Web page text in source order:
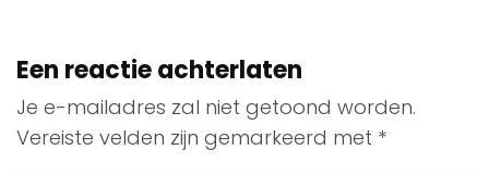
Een reactie achterlaten
Je e-mailadres zal niet getoond worden.
Vereiste velden zijn gemarkeerd met *